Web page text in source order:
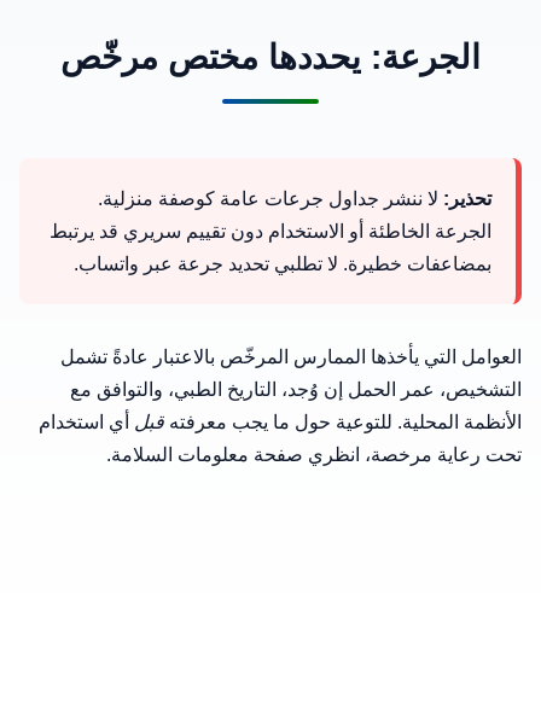
الجرعة: يحددها مختص مرخّص
تحذير: لا ننشر جداول جرعات عامة كوصفة منزلية.
الجرعة الخاطئة أو الاستخدام دون تقييم سريري قد يرتبط
بمضاعفات خطيرة. لا تطلبي تحديد جرعة عبر واتساب.
العوامل التي يأخذها الممارس المرخّص بالاعتبار عادةً تشمل
التشخيص، عمر الحمل إن وُجد، التاريخ الطبي، والتوافق مع
الأنظمة المحلية. للتوعية حول ما يجب معرفته قبل أي استخدام
تحت رعاية مرخصة، انظري صفحة معلومات السلامة.